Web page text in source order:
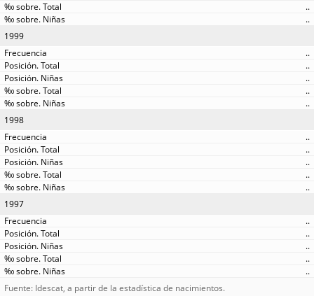
..
..
1999
..
..
..
..
..
1998
..
..
..
..
..
1997
..
..
..
..
..
Fuente: Idescat, a partir de la estadística de nacimientos.